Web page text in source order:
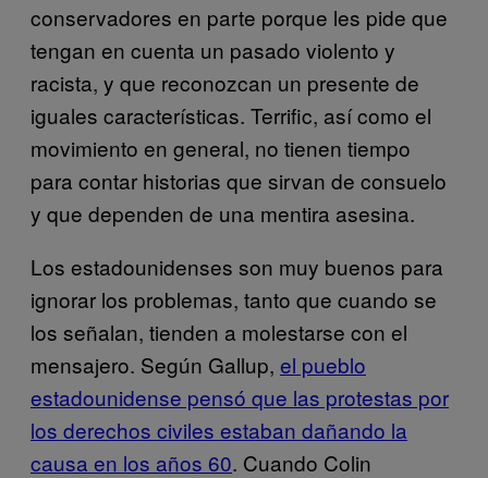
conservadores en parte porque les pide que
tengan en cuenta un pasado violento y
racista, y que reconozcan un presente de
iguales características. Terrific, así como el
movimiento en general, no tienen tiempo
para contar historias que sirvan de consuelo
y que dependen de una mentira asesina.
Los estadounidenses son muy buenos para
ignorar los problemas, tanto que cuando se
los señalan, tienden a molestarse con el
mensajero. Según Gallup, el pueblo
estadounidense pensó que las protestas por
los derechos civiles estaban dañando la
causa en los años 60. Cuando Colin